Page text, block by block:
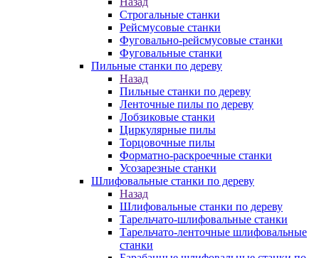
Строгальные станки
Рейсмусовые станки
Фуговально-рейсмусовые станки
Фуговальные станки
Пильные станки по дереву
Назад
Пильные станки по дереву
Ленточные пилы по дереву
Лобзиковые станки
Циркулярные пилы
Торцовочные пилы
Форматно-раскроечные станки
Усозарезные станки
Шлифовальные станки по дереву
Назад
Шлифовальные станки по дереву
Тарельчато-шлифовальные станки
Тарельчато-ленточные шлифовальные
станки